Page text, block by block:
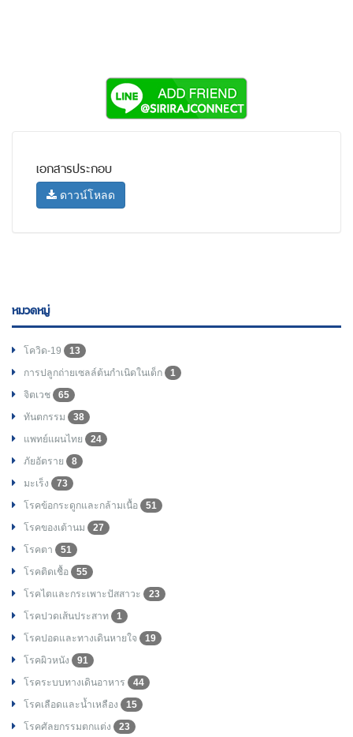
เอกสารประกอบ
ดาวน์โหลด
หมวดหมู่
โควิด-19
13
การปลูกถ่ายเซลล์ต้นกำเนิดในเด็ก
1
จิตเวช
65
ทันตกรรม
38
แพทย์แผนไทย
24
ภัยอัตราย
8
มะเร็ง
73
โรคข้อกระดูกและกล้ามเนื้อ
51
โรคของเต้านม
27
โรคตา
51
โรคติดเชื้อ
55
โรคไตและกระเพาะปัสสาวะ
23
โรคปวดเส้นประสาท
1
โรคปอดและทางเดินหายใจ
19
โรคผิวหนัง
91
โรคระบบทางเดินอาหาร
44
โรคเลือดและน้ำเหลือง
15
โรคศัลยกรรมตกแต่ง
23